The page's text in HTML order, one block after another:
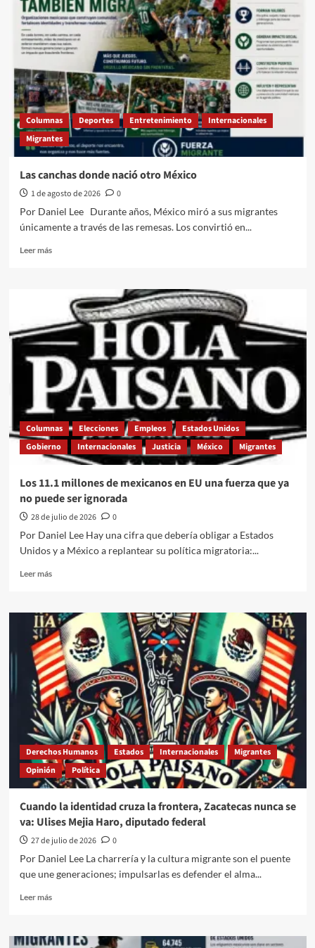
de
los
migrantes,
una
que
la
comunidad
ha
tenido
que
asumir
Columnas Deportes Entretenimiento
Internacionales
Migrantes
Las canchas donde nació otro México
1 de agosto de 2026
0
Por Daniel Lee Durante años, México miró a sus migrantes
únicamente a través de las remesas. Los convirtió en...
Leer másLeer
canchas
donde
nació
otro
México
Columnas Elecciones Empleos
Estados Unidos
Gobierno
Internacionales Justicia México Migrantes
Los 11.1 millones de mexicanos en EU una fuerza que ya
no puede ser ignorada
28 de julio de 2026
0
Por Daniel Lee Hay una cifra que debería obligar a Estados
Unidos y a México a replantear su política migratoria:...
Leer másLeer
Los
11.1
millones
de
mexicanos
en
EU
una
fuerza
que
ya
no
puede
ser
Derechos Humanos Estados Internacionales
Migrantes
Opinión
Política
Cuando la identidad cruza la frontera, Zacatecas nunca se
va: Ulises Mejia Haro, diputado federal
27 de julio de 2026
0
Por Daniel Lee La charrería y la cultura migrante son el puente
que une generaciones; impulsarlas es defender el alma...
Leer másLeer
Cuando